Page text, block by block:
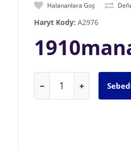
Halananlara Goş
Haryt Kody: A2976